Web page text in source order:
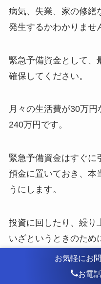
病気、失業、家の修繕
発生するかわかりませ
緊急予備資金として、
確保してください。
月々の生活費が30万
240万円です。
緊急予備資金はすぐに
預金に置いておき、本
うにします。
投資に回したり、繰り
いざというときのため
緊急予備資金があるこ
お気軽にお
お電話